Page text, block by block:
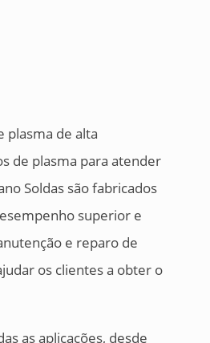
plasma de alta
de plasma para atender
Soldas são fabricados
superior e
e reparo de
os clientes a obter o
as aplicações, desde